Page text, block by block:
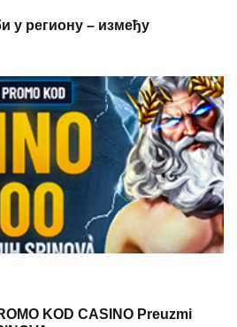
у региону – између
KOD CASINO Preuzmi